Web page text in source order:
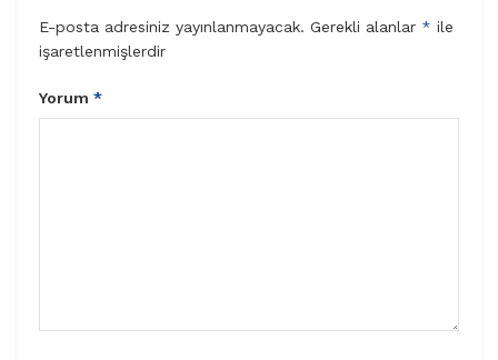
E-posta adresiniz yayınlanmayacak. Gerekli alanlar * ile
işaretlenmişlerdir
Yorum *